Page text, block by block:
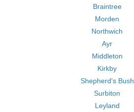
Braintree
Morden
Northwich
Ayr
Middleton
Kirkby
Shepherd's Bush
Surbiton
Leyland